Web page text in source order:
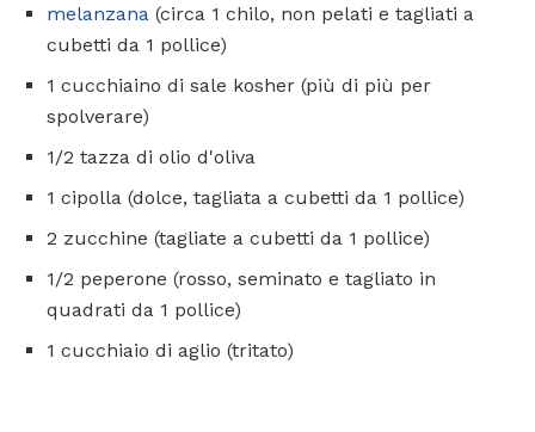
melanzana (circa 1 chilo, non pelati e tagliati a
cubetti da 1 pollice)
1 cucchiaino di sale kosher (più di più per
spolverare)
1/2 tazza di olio d'oliva
1 cipolla (dolce, tagliata a cubetti da 1 pollice)
2 zucchine (tagliate a cubetti da 1 pollice)
1/2 peperone (rosso, seminato e tagliato in
quadrati da 1 pollice)
1 cucchiaio di aglio (tritato)